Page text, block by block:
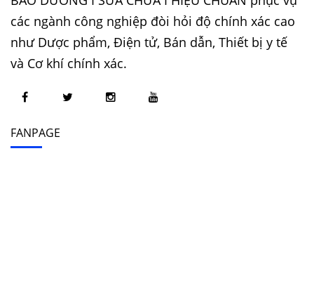
các ngành công nghiệp đòi hỏi độ chính xác cao
như Dược phẩm, Điện tử, Bán dẫn, Thiết bị y tế
và Cơ khí chính xác.
FANPAGE